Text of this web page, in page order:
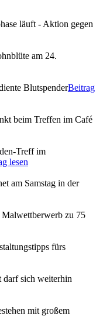
läuft - Aktion gegen
am 24.
BlutspenderBeitrag
beim Treffen im Café
Treff im
lesen
am Samstag in der
zu 75
fürs
darf sich weiterhin
mit großem